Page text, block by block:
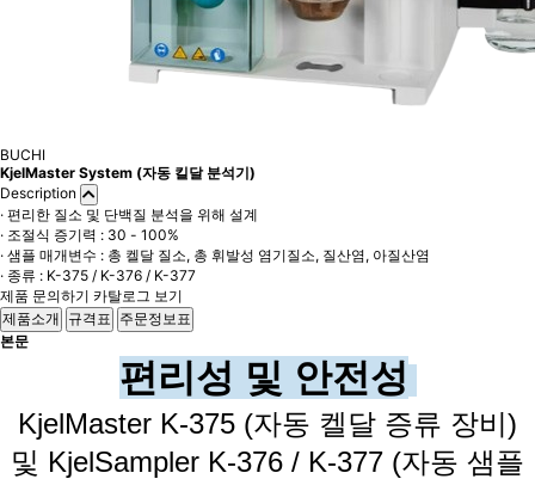
BUCHI
KjelMaster System (자동 킬달 분석기)
Description
· 편리한 질소 및 단백질 분석을 위해 설계
· 조절식 증기력 : 30 - 100%
· 샘플 매개변수 : 총 켈달 질소, 총 휘발성 염기질소, 질산염, 아질산염
· 종류 : K-375 / K-376 / K-377
제품 문의하기 카탈로그 보기
제품소개 규격표 주문정보표
본문
편리성 및 안전성
KjelMaster K-375 (자동 켈달 증류 장비)
및 KjelSampler K-376 / K-377 (자동 샘플